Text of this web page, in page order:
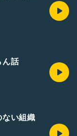
ん話
い組織